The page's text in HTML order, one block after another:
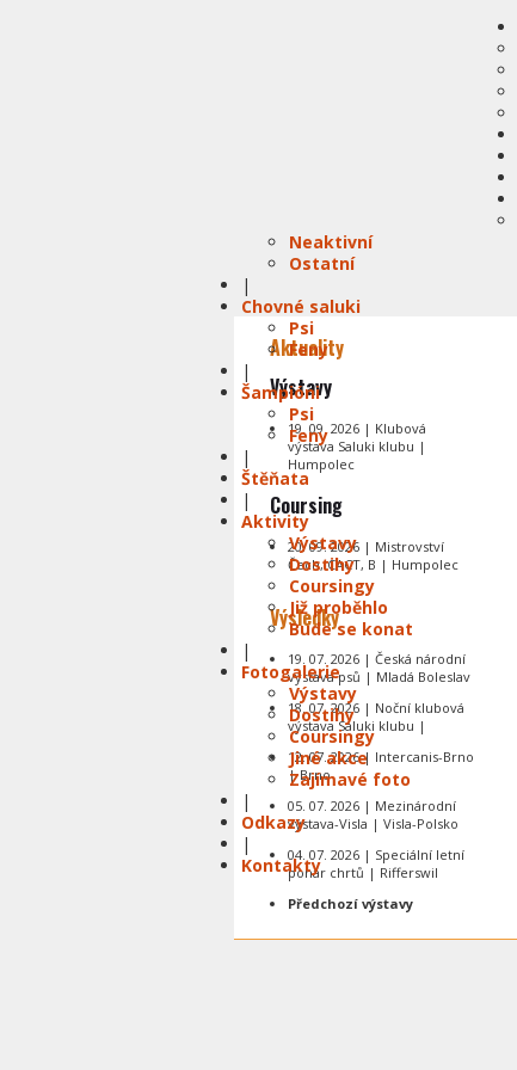
Neaktivní
Ostatní
|
Chovné saluki
Psi
Feny
|
Šampióni
Psi
Feny
|
Štěňata
|
Aktivity
Výstavy
Dostihy
Coursingy
Již proběhlo
Bude se konat
|
Fotogalerie
Výstavy
Dostihy
Coursingy
Jiné akce
Zajímavé foto
|
Odkazy
|
Kontakty
Aktuality
Výstavy
19. 09. 2026 | Klubová
výstava Saluki klubu |
Humpolec
Coursing
20. 09. 2026 | Mistrovství
Čech, CACT, B | Humpolec
Výsledky
19. 07. 2026 | Česká národní
výstava psů | Mladá Boleslav
18. 07. 2026 | Noční klubová
výstava Saluki klubu |
12. 07. 2026 | Intercanis-Brno
| Brno
05. 07. 2026 | Mezinárodní
výstava-Visla | Visla-Polsko
04. 07. 2026 | Speciální letní
pohár chrtů | Rifferswil
Předchozí výstavy